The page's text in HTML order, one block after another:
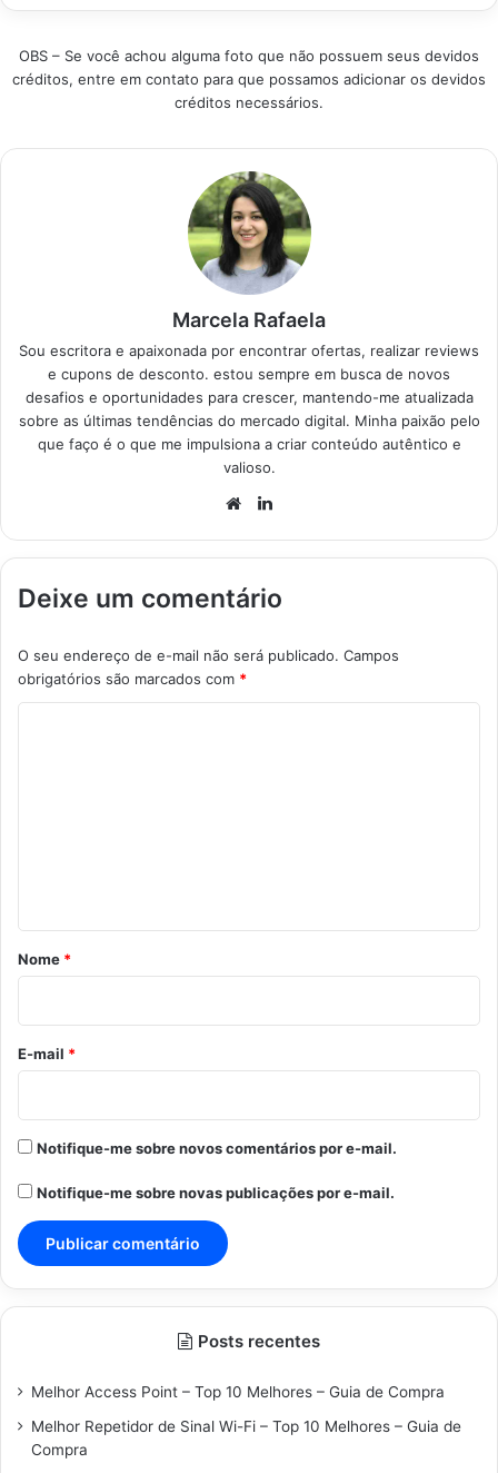
entender o peso da
no mundo. A gente
selecionou os títulos
mais bem avaliados e
agora. Produtos…
OBS – Se você achou alguma foto que não possuem seus devidos
créditos, entre em contato para que possamos adicionar os devidos
créditos necessários.
Marcela Rafaela
Sou escritora e apaixonada por encontrar ofertas, realizar reviews
e cupons de desconto. estou sempre em busca de novos
desafios e oportunidades para crescer, mantendo-me atualizada
sobre as últimas tendências do mercado digital. Minha paixão pelo
que faço é o que me impulsiona a criar conteúdo autêntico e
valioso.
Website
Deixe um comentário
O seu endereço de e-mail não será publicado. Campos
obrigatórios são marcados com *
r
o
*
Nome *
E-mail *
Notifique-me sobre novos comentários por e-mail.
Notifique-me sobre novas publicações por e-mail.
Posts recentes
Melhor Access Point – Top 10 Melhores – Guia de Compra
Melhor Repetidor de Sinal Wi-Fi – Top 10 Melhores – Guia de
Compra